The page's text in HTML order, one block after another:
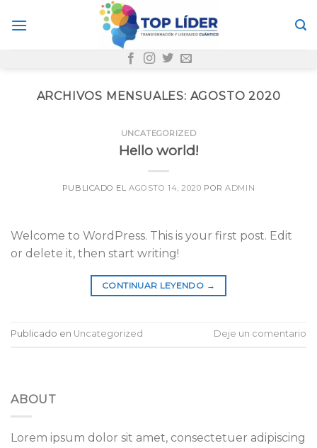
ARCHIVOS MENSUALES: AGOSTO 2020
UNCATEGORIZED
Hello world!
PUBLICADO ELAGOSTO 14, 2020 PORADMIN
Welcome to WordPress. This is your first post. Edit
or delete it, then start writing!
CONTINUAR LEYENDO →
Publicado en Uncategorized Deje un comentario
ABOUT
Lorem ipsum dolor sit amet, consectetuer adipiscing